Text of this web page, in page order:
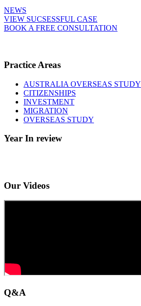
NEWS
VIEW SUCSESSFUL CASE
BOOK A FREE CONSULTATION
Practice Areas
AUSTRALIA OVERSEAS STUDY
CITIZENSHIPS
INVESTMENT
MIGRATION
OVERSEAS STUDY
Year In review
Our Videos
Q&A